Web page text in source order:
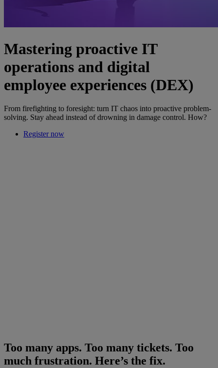
Mastering proactive IT
operations and digital
employee experiences (DEX)
From firefighting to foresight: turn IT chaos into proactive problem-
solving. Stay ahead instead of drowning in damage control. How?
Register now
Too many apps. Too many tickets. Too
much frustration. Here’s the fix.